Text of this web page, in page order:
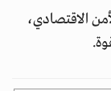
الاقتصادي،